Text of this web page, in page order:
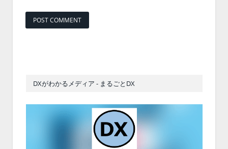
DXがわかるメディア - まるごとDX